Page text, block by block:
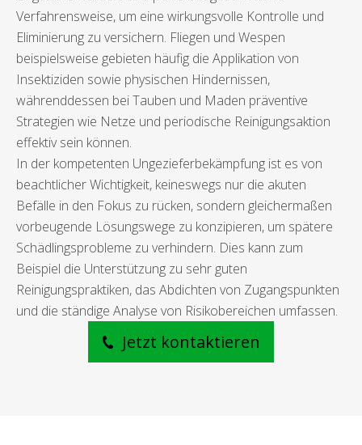
Verfahrensweise, um eine wirkungsvolle Kontrolle und
Eliminierung zu versichern. Fliegen und Wespen
beispielsweise gebieten häufig die Applikation von
Insektiziden sowie physischen Hindernissen,
währenddessen bei Tauben und Maden präventive
Strategien wie Netze und periodische Reinigungsaktion
effektiv sein können.
In der kompetenten Ungezieferbekämpfung ist es von
beachtlicher Wichtigkeit, keineswegs nur die akuten
Befälle in den Fokus zu rücken, sondern gleichermaßen
vorbeugende Lösungswege zu konzipieren, um spätere
Schädlingsprobleme zu verhindern. Dies kann zum
Beispiel die Unterstützung zu sehr guten
Reinigungspraktiken, das Abdichten von Zugangspunkten
und die ständige Analyse von Risikobereichen umfassen.
Jetzt kontaktieren